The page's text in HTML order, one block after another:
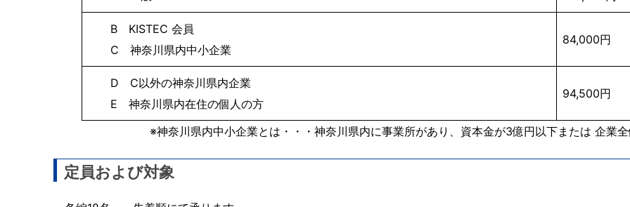
B KISTEC 会員
C 神奈川県内中小企業
84,000円
D C以外の神奈川県内企業
E 神奈川県内在住の個人の方
94,500円
※神奈川県内中小企業とは・・・神奈川県内に事業所があり、資本金が3億円以下または 企業
定員および対象